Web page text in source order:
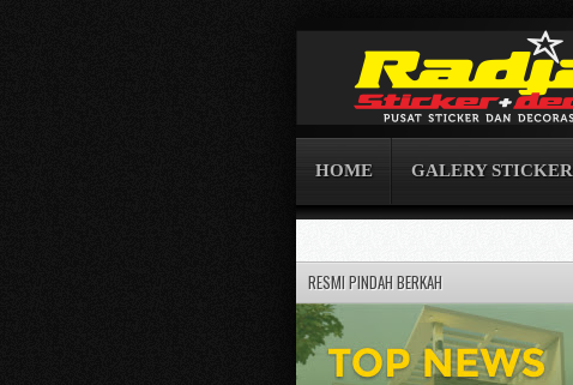
HOME GALERY STICKER
RESMI PINDAH BERKAH